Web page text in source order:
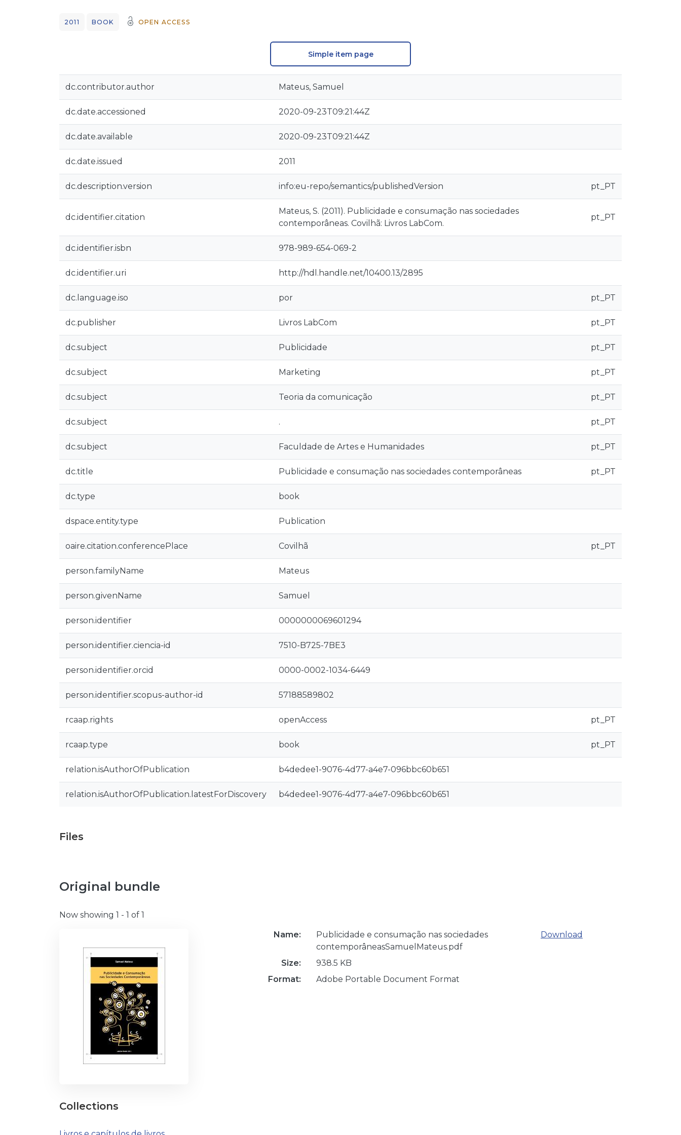
2011 BOOK OPEN ACCESS
Simple item page
dc.contributor.author Mateus, Samuel
dc.date.accessioned 2020-09-23T09:21:44Z
dc.date.available 2020-09-23T09:21:44Z
dc.date.issued 2011
dc.description.version info:eu-repo/semantics/publishedVersion pt_PT
dc.identifier.citation
Mateus, S. (2011). Publicidade e consumação nas sociedades
contemporâneas. Covilhã: Livros LabCom.
pt_PT
dc.identifier.isbn 978-989-654-069-2
dc.identifier.uri http://hdl.handle.net/10400.13/2895
dc.language.iso por pt_PT
dc.publisher Livros LabCom pt_PT
dc.subject Publicidade pt_PT
dc.subject Marketing pt_PT
dc.subject Teoria da comunicação pt_PT
dc.subject . pt_PT
dc.subject Faculdade de Artes e Humanidades pt_PT
dc.title Publicidade e consumação nas sociedades contemporâneas pt_PT
dc.type book
dspace.entity.type Publication
oaire.citation.conferencePlace Covilhã pt_PT
person.familyName Mateus
person.givenName Samuel
person.identifier 0000000069601294
person.identifier.ciencia-id 7510-B725-7BE3
person.identifier.orcid 0000-0002-1034-6449
person.identifier.scopus-author-id 57188589802
rcaap.rights openAccess pt_PT
rcaap.type book pt_PT
relation.isAuthorOfPublication b4dedee1-9076-4d77-a4e7-096bbc60b651
relation.isAuthorOfPublication.latestForDiscovery b4dedee1-9076-4d77-a4e7-096bbc60b651
Files
Original bundle
Now showing 1 - 1 of 1
Name:
Publicidade e consumação nas sociedades
contemporâneasSamuelMateus.pdf
Size:
938.5 KB
Format:
Adobe Portable Document Format
Download
Collections